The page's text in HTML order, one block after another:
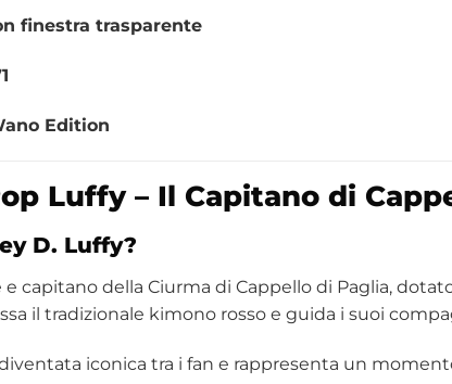
finestra trasparente
Edition
Luffy – Il Capitano di
D. Luffy?
capitano della Ciurma di Cappello di Paglia,
il tradizionale kimono rosso e guida i suoi
iconica tra i fan e rappresenta un